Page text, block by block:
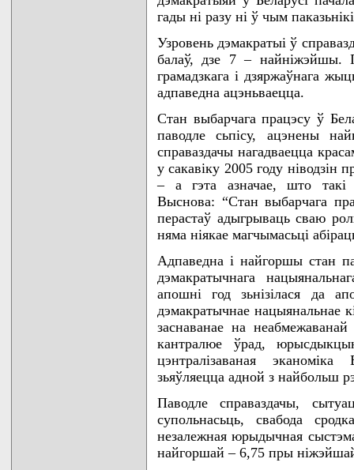
гады ні разу ні ў чым
Узровень дэмакратыі ў
балаў, дзе 7 – найніжэйшы.
грамадзкага і дзяржаўнага
адпаведна ацэньваецца.
Стан выбарчага працэсу ў
паводле сьпісу, ацэнены
справаздачы нагадваецца
у сакавіку 2005 году ніводзін
– а гэта азначае, што такі
Выснова: “Стан выбарчага
перастаў адыгрываць сваю
няма ніякае магчымасьці
Адпаведна і найгоршы стан
дэмакратычнага
апошні год зьнізілася да
дэмакратычнае нацыянальнае
заснаванае на
кантралюе ўрад,
цэнтралізаваная
зьяўляецца адной з найбольш
Паводле справаздачы,
супольнасьць, свабода
незалежная юрыдычная
найгоршай – 6,75 пры